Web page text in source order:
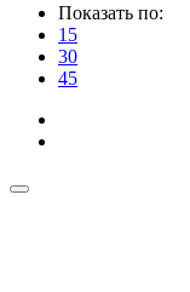
Показать по:
15
30
45